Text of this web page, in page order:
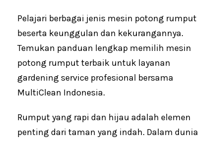
c
b
o
o
a
l
a
s
A
p
a
e
Pelajari berbagai jenis mesin potong rumput
beserta keunggulan dan kekurangannya.
Temukan panduan lengkap memilih mesin
potong rumput terbaik untuk layanan
gardening service profesional bersama
MultiClean Indonesia.
Rumput yang rapi dan hijau adalah elemen
penting dari taman yang indah. Dalam dunia